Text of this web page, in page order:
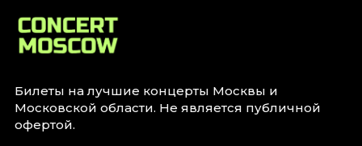
Билеты на лучшие концерты Москвы и
Московской области. Не является публичной
офертой.